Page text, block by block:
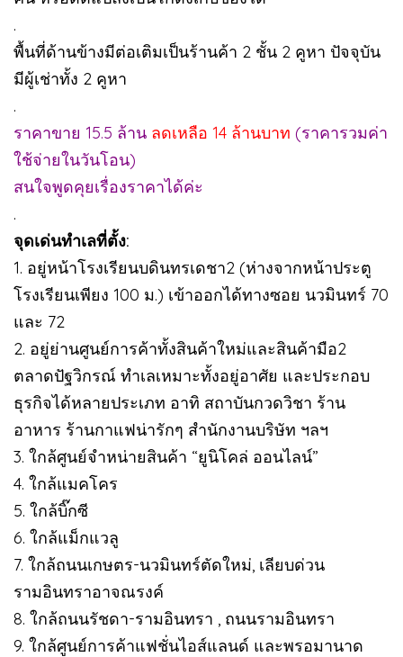
.
พื้นที่ด้านข้างมีต่อเติมเป็นร้านค้า 2 ชั้น 2 คูหา ปัจจุบัน
มีผู้เช่าทั้ง 2 คูหา
.
ราคาขาย 15.5 ล้าน ลดเหลือ 14 ล้านบาท (ราคารวมค่า
ใช้จ่ายในวันโอน)
สนใจพูดคุยเรื่องราคาได้ค่ะ
.
จุดเด่นทำเลที่ตั้ง:
1. อยู่หน้าโรงเรียนบดินทรเดชา2 (ห่างจากหน้าประตู
โรงเรียนเพียง 100 ม.) เข้าออกได้ทางซอย นวมินทร์ 70
และ 72
2. อยู่ย่านศูนย์การค้าทั้งสินค้าใหม่และสินค้ามือ2
ตลาดปัฐวิกรณ์ ทำเลเหมาะทั้งอยู่อาศัย และประกอบ
ธุรกิจได้หลายประเภท อาทิ สถาบันกวดวิชา ร้าน
อาหาร ร้านกาแฟน่ารักๆ สำนักงานบริษัท ฯลฯ
3. ใกล้ศูนย์จำหน่ายสินค้า “ยูนิโคล่ ออนไลน์”
4. ใกล้แมคโคร
5. ใกล้บิ๊กซี
6. ใกล้แม็กแวลู
7. ใกล้ถนนเกษตร-นวมินทร์ตัดใหม่, เลียบด่วน
รามอินทราอาจณรงค์
8. ใกล้ถนนรัชดา-รามอินทรา , ถนนรามอินทรา
9. ใกล้ศูนย์การค้าแฟชั่นไอส์แลนด์ และพรอมานาด